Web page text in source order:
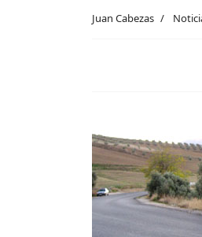
Juan Cabezas